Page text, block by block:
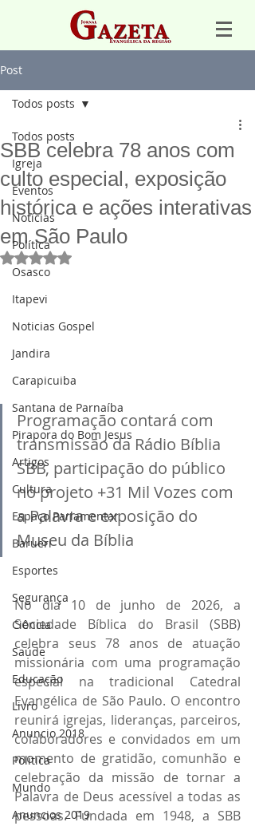
Post
Todos posts
Igreja
Eventos
Notícias
Política
Osasco
Itapevi
Noticias Gospel
Jandira
Carapicuiba
Santana de Parnaíba
Pirapora do Bom Jesus
Artigos
Cultura
Espaço Parlamentar
Barueri
Esportes
Segurança
Ciência
Saúde
Educação
Livro
Anuncio 2018
Politica
Mundo
Anuncios 2019
Todos posts
SBB celebra 78 anos com
culto especial, exposição
histórica e ações interativas
em São Paulo
Avaliado com NaN de 5 estrelas.
Programação contará com
transmissão da Rádio Bíblia
SBB, participação do público
no projeto +31 Mil Vozes com
a Palavra e exposição do
Museu da Bíblia
No dia 10 de junho de 2026, a
Sociedade Bíblica do Brasil (SBB)
celebra seus 78 anos de atuação
missionária com uma programação
especial na tradicional Catedral
Evangélica de São Paulo. O encontro
reunirá igrejas, lideranças, parceiros,
colaboradores e convidados em um
momento de gratidão, comunhão e
celebração da missão de tornar a
Palavra de Deus acessível a todas as
pessoas. Fundada em 1948, a SBB